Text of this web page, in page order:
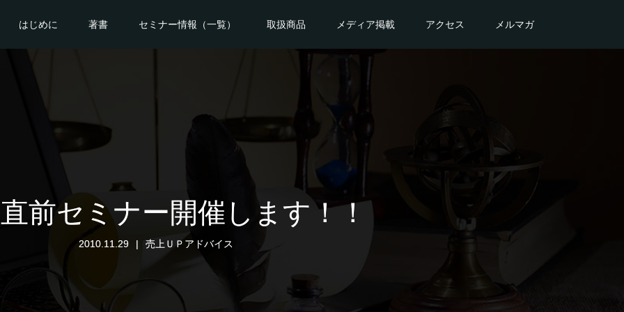
はじめに 著書 セミナー情報（一覧） 取扱商品 メディア掲載 アクセス メルマガ
前セミナー開催します！！
2010.11.29 売上ＵＰアドバイス